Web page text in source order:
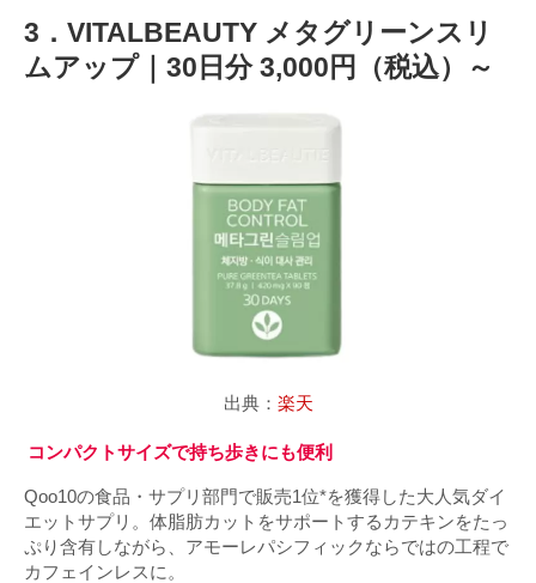
3．VITALBEAUTY メタグリーンスリ
ムアップ｜30日分 3,000円（税込）～
出典： 楽天
コンパクトサイズで持ち歩きにも便利
Qoo10の食品・サプリ部門で販売1位*を獲得した大人気ダイ
エットサプリ。体脂肪カットをサポートするカテキンをたっ
ぷり含有しながら、アモーレパシフィックならではの工程で
カフェインレスに。